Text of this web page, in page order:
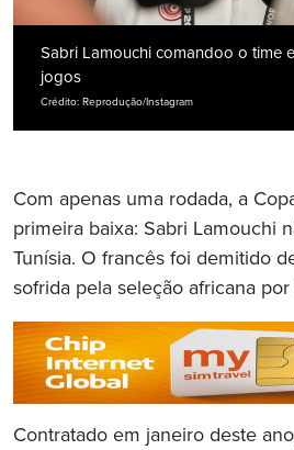
Sabri Lamouchi comandoo o time
jogos
Crédito: Reprodução/Instagram
Com apenas uma rodada, a
primeira baixa: Sabri Lamouchi
Tunísia. O francês foi demitido
sofrida pela seleção africana
Contratado em janeiro deste